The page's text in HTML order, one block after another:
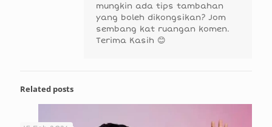
mungkin ada tips tambahan
yang boleh dikongsikan? Jom
sembang kat ruangan komen.
Terima Kasih 😊
Related posts